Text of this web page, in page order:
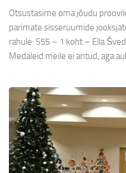
Otsustasime oma jõudu
parimate sisseruumide
rahule: S55 – 1 koht – Ella
Medaleid meile ei antud, aga